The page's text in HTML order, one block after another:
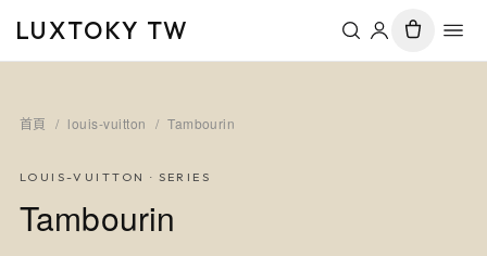
LUXTOKY TW
首頁 / louis-vuitton / Tambourin
LOUIS-VUITTON · SERIES
Tambourin